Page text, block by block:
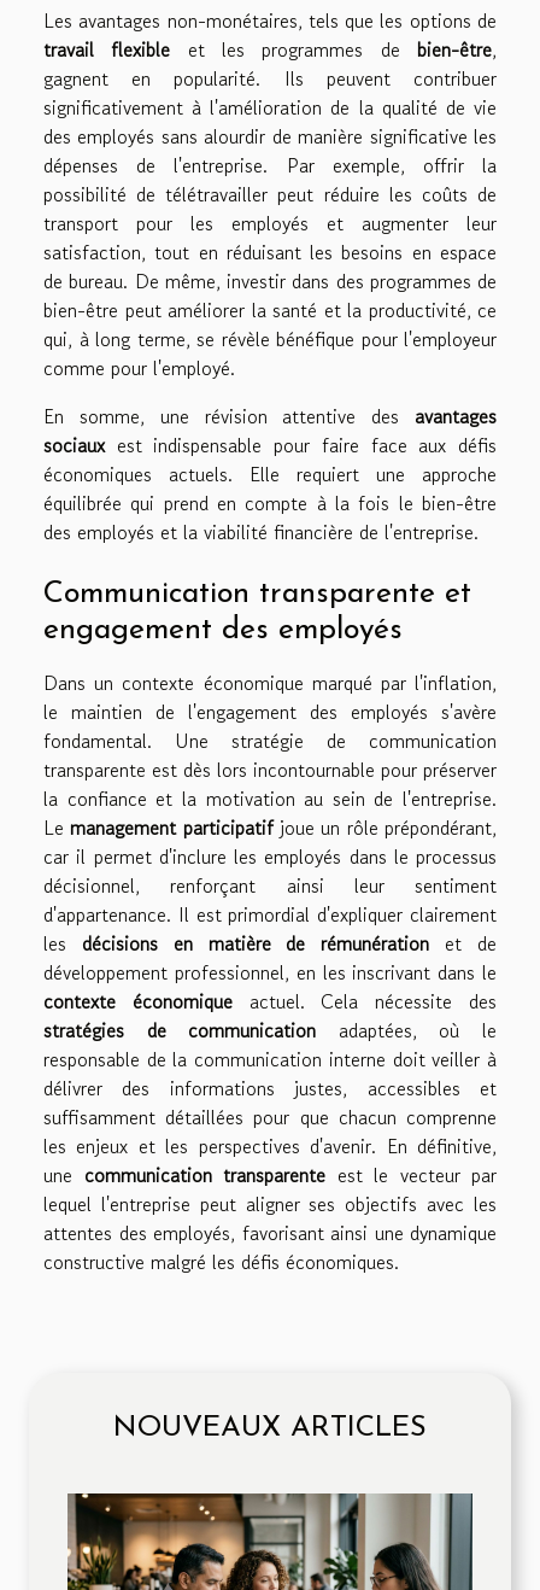
Les avantages non-monétaires, tels que les options de
travail flexible et les programmes debien-être,
gagnent en popularité. Ils peuvent contribuer
significativement à l'amélioration de la qualité de vie
des employés sans alourdir de manière significative les
dépenses de l'entreprise. Par exemple, offrir la
possibilité de télétravailler peut réduire les coûts de
transport pour les employés et augmenter leur
satisfaction, tout en réduisant les besoins en espace
de bureau. De même, investir dans des programmes de
bien-être peut améliorer la santé et la productivité, ce
qui, à long terme, se révèle bénéfique pour l'employeur
comme pour l'employé.
En somme, une révision attentive des avantages
sociauxest indispensable pour faire face aux défis
économiques actuels. Elle requiert une approche
équilibrée qui prend en compte à la fois le bien-être
des employés et la viabilité financière de l'entreprise.
Communication transparente et
engagement des employés
Dans un contexte économique marqué par l'inflation,
le maintien de l'engagement des employés s'avère
fondamental. Une stratégie de communication
transparente est dès lors incontournable pour préserver
la confiance et la motivation au sein de l'entreprise.
Lemanagement participatifjoue un rôle prépondérant,
car il permet d'inclure les employés dans le processus
décisionnel, renforçant ainsi leur sentiment
d'appartenance. Il est primordial d'expliquer clairement
les décisions en matière de rémunération et de
développement professionnel, en les inscrivant dans le
contexte économiqueactuel. Cela nécessite des
stratégies de communication adaptées, où le
responsable de la communication interne doit veiller à
délivrer des informations justes, accessibles et
suffisamment détaillées pour que chacun comprenne
les enjeux et les perspectives d'avenir. En définitive,
une communication transparente est le vecteur par
lequel l'entreprise peut aligner ses objectifs avec les
attentes des employés, favorisant ainsi une dynamique
constructive malgré les défis économiques.
NOUVEAUX ARTICLES